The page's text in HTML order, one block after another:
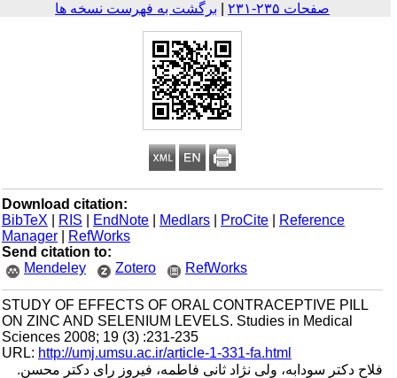
صفحات ۲۳۵-۲۳۱
| برگشت به فهرست نسخه ها
Download citation:
BibTeX
| RIS |EndNote |Medlars |ProCite |Reference
Manager
|RefWorks
Send citation to:
Mendeley
Zotero RefWorks
STUDY OF EFFECTS OF ORAL CONTRACEPTIVE PILL
ON ZINC AND SELENIUM LEVELS. Studies in Medical
Sciences 2008; 19 (3) :231-235
URL:http://umj.umsu.ac.ir/article-1-331-fa.html
فلاح دکتر سودابه، ولی نژاد ثانی فاطمه، فیروز رای دکتر محسن.